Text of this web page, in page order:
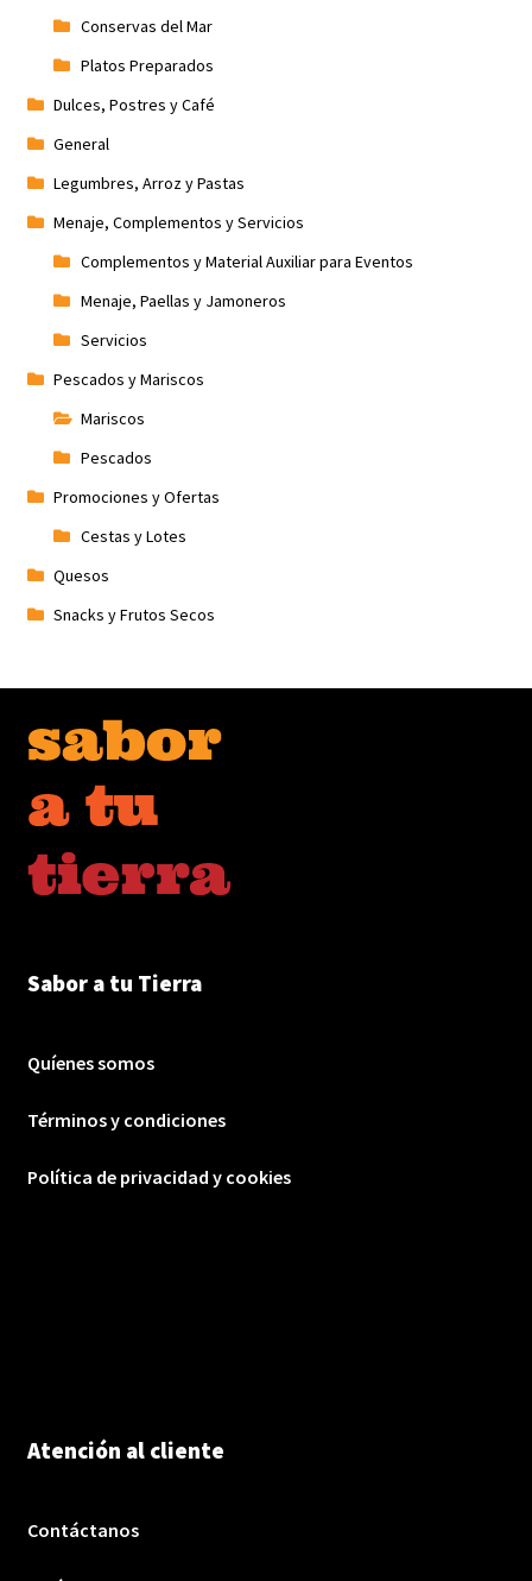
Conservas del Mar
Platos Preparados
Dulces, Postres y Café
General
Legumbres, Arroz y Pastas
Menaje, Complementos y Servicios
Complementos y Material Auxiliar para Eventos
Menaje, Paellas y Jamoneros
Servicios
Pescados y Mariscos
Mariscos
Pescados
Promociones y Ofertas
Cestas y Lotes
Quesos
Snacks y Frutos Secos
Sabor a tu Tierra
Quíenes somos
Términos y condiciones
Política de privacidad y cookies
Atención al cliente
Contáctanos